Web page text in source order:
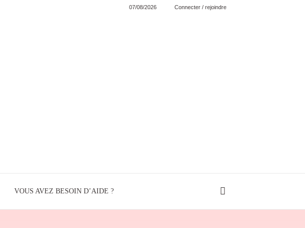
07/08/2026 Connecter / rejoindre
VOUS AVEZ BESOIN D’AIDE ?